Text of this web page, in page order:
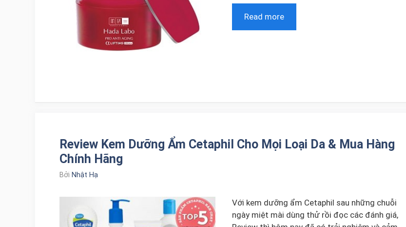
Read more
Review Kem Dưỡng Ẩm Cetaphil Cho Mọi Loại Da & Mua Hàng
Chính Hãng
Bởi Nhật Hạ
Với kem dưỡng ẩm Cetaphil sau những chuỗi
ngày miệt mài dùng thử rồi đọc các đánh giá,